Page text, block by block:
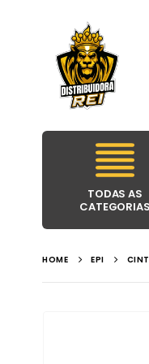
TODAS AS
CATEGORIAS
HOME EPI